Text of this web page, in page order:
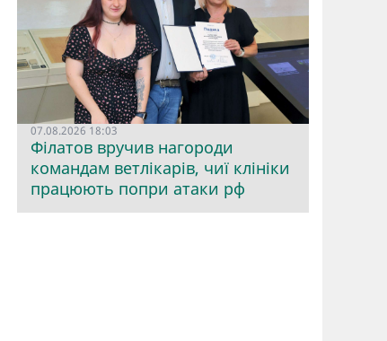
07.08.2026 18:03
Філатов вручив нагороди
командам ветлікарів, чиї клініки
працюють попри атаки рф